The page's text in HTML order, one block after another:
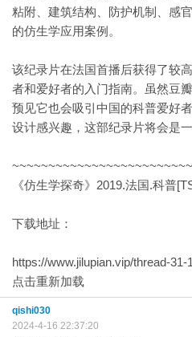
粘附、建筑结构、防护机制、感
的仿生学应用案例。
该纪录片在法国首播后获得了较
者和爱好者的入门指南。虽然豆
预见它也会吸引中国的科普爱好
设计感兴趣，这部纪录片将会是
《仿生学探奇》2019.法国.科普
下载地址：
https://www.jilupian.vip/thread-31-
点击重新加载
qishi030
2024-4-16 22:37:20